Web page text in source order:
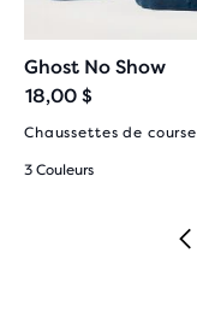
Ghost No Show
18,00 $
Chaussettes de course
3 Couleurs